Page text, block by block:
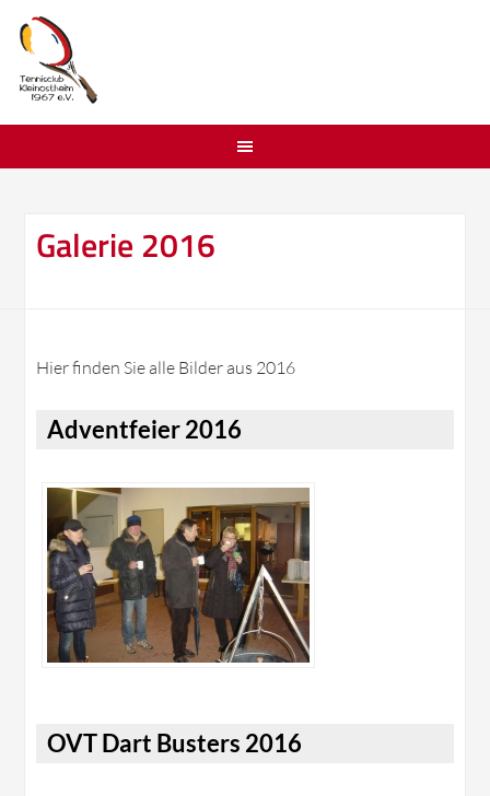
Galerie 2016
Hier finden Sie alle Bilder aus 2016
Adventfeier 2016
OVT Dart Busters 2016